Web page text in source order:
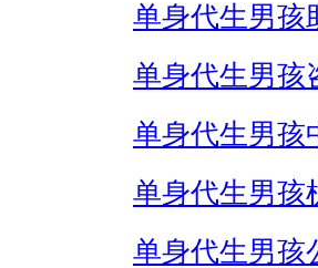
单身代生男孩
单身代生男孩
单身代生男孩
单身代生男孩
单身代生男孩